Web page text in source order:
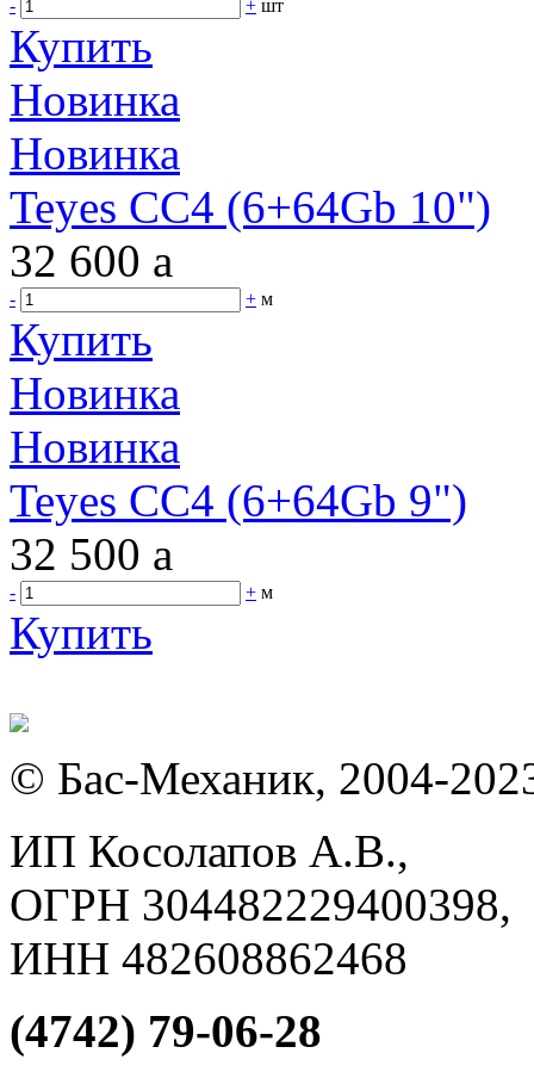
- + шт
Купить
Новинка
Новинка
Teyes CC4 (6+64Gb 10")
32 600 a
- + м
Купить
Новинка
Новинка
Teyes CC4 (6+64Gb 9")
32 500 a
- + м
Купить
© Бас-Механик, 2004-
ИП Косолапов А.В.,
ОГРН 304482229400398,
ИНН 482608862468
(4742) 79-06-28